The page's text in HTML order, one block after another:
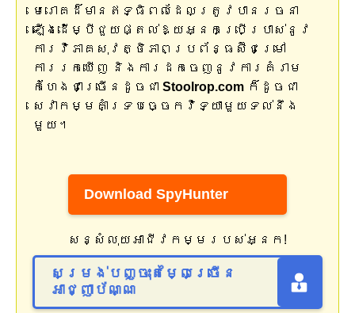
មេរោគដ៏មានឥទ្ធិពលដែលត្រូវបានរចនា
ឡើងដើម្បីជួយផ្តល់ឱ្យអ្នកប្រើប្រាស់នូវ
ការវិភាគសុវត្ថិភាពប្រព័ន្ធស៊ីជម្រៅ
ការរកឃើញ និងការដកចេញនូវការគំរាម
កំហែងជាច្រើនដូចជា Stoolrop.com ក៏ដូចជា
សេវាកម្មគាំទ្របច្ចេកវិទ្យាមួយទល់នឹង
មួយ។
Download SpyHunter
សន្សំលុយអាជីវកម្មរបស់អ្នក!
សម្រង់បញ្ចុះតម្លៃច្រើន
អាជ្ញាប័ណ្ណ